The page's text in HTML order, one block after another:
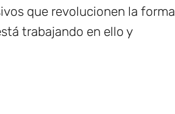
que revolucionen la forma
trabajando en ello y